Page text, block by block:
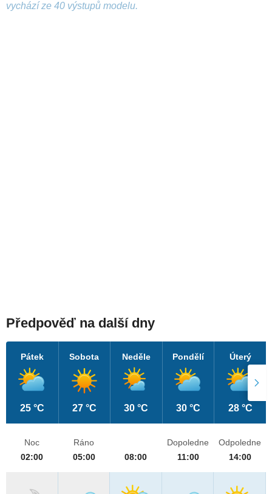
vychází ze 40 výstupů modelu.
Předpověď na další dny
Pátek
25 °C
Sobota
27 °C
Neděle
30 °C
Pondělí
30 °C
Úterý
28 °C
Noc
02:00
Ráno
05:00
08:00
Dopoledne
11:00
Odpoledne
14:00